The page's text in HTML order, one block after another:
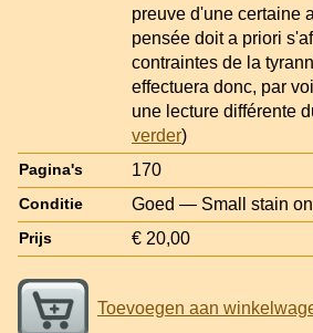
preuve d'une certaine
pensée doit a priori
contraintes de la
effectuera donc, par
une lecture différente
verder)
Pagina's 170
Conditie Goed — Small stain
Prijs € 20,00
Toevoegen aan